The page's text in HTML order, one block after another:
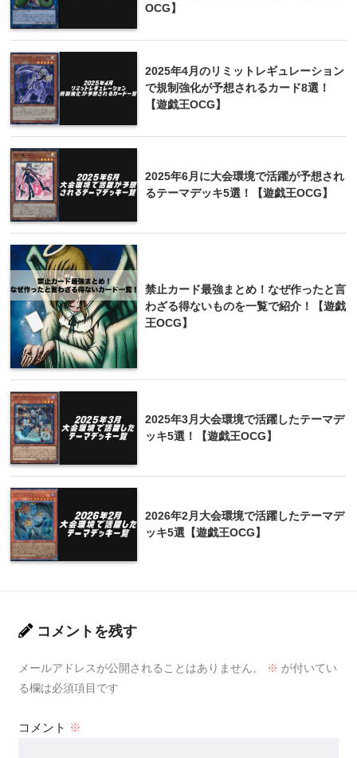
OCG】
2025年4月のリミットレギュレーション
で規制強化が予想されるカード8選！
【遊戯王OCG】
2025年6月に大会環境で活躍が予想され
るテーマデッキ5選！【遊戯王OCG】
禁止カード最強まとめ！なぜ作ったと言
わざる得ないものを一覧で紹介！【遊戯
王OCG】
2025年3月大会環境で活躍したテーマデ
ッキ5選！【遊戯王OCG】
2026年2月大会環境で活躍したテーマデ
ッキ5選【遊戯王OCG】
コメントを残す
メールアドレスが公開されることはありません。 ※ が付いてい
る欄は必須項目です
コメント ※